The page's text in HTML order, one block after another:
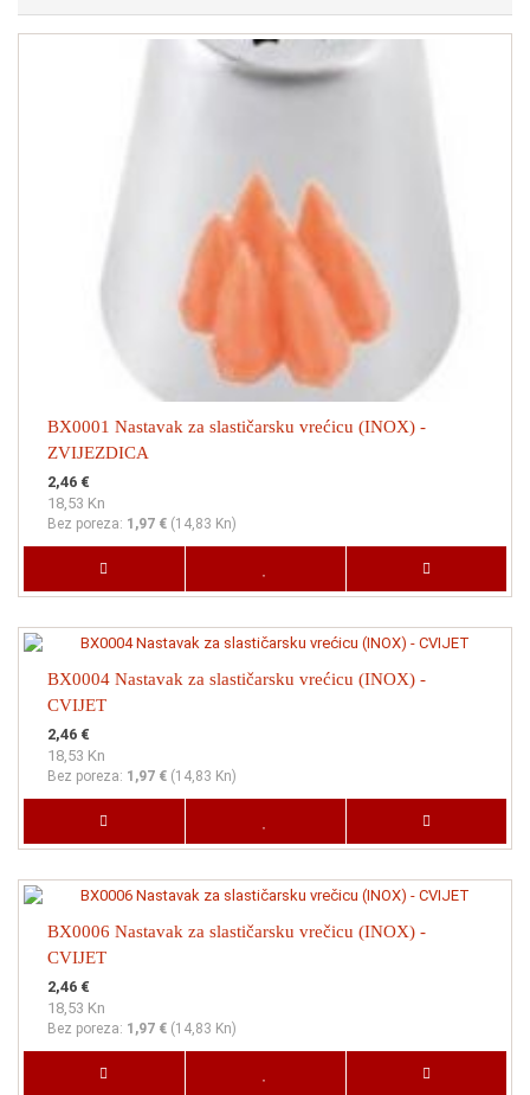
BX0001 Nastavak za slastičarsku vrećicu (INOX) -
ZVIJEZDICA
2,46 €
18,53 Kn
Bez poreza: 1,97 € (14,83 Kn)
BX0004 Nastavak za slastičarsku vrećicu (INOX) -
CVIJET
2,46 €
18,53 Kn
Bez poreza: 1,97 € (14,83 Kn)
BX0006 Nastavak za slastičarsku vrečicu (INOX) -
CVIJET
2,46 €
18,53 Kn
Bez poreza: 1,97 € (14,83 Kn)